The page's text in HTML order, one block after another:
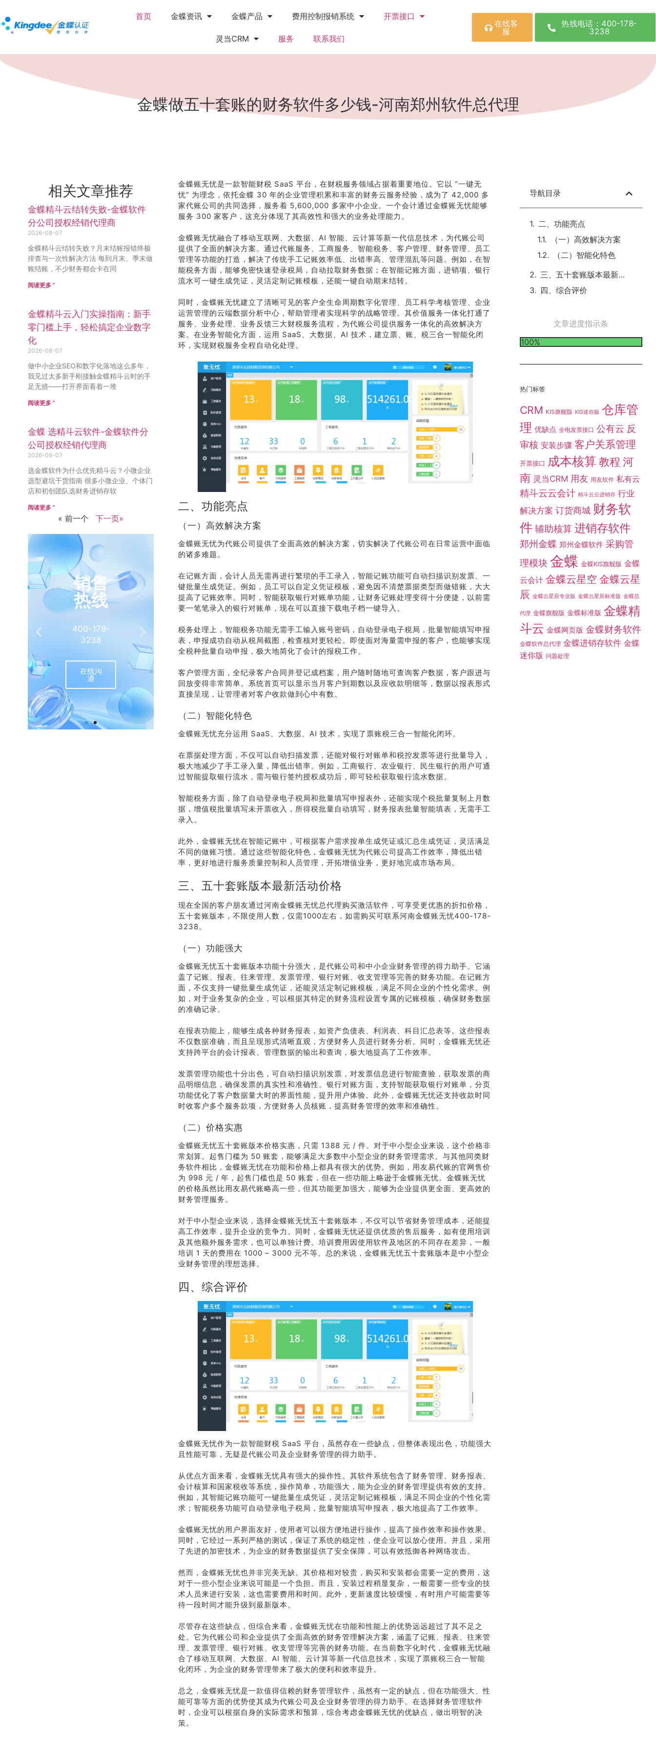
首页 金蝶资讯 金蝶产品 费用控制报销系统 开票接口
灵当CRM 服务 联系我们
在线客
服
热线电话：400-178-
3238
金蝶做五十套账的财务软件多少钱-河南郑州软件总代理
相关文章推荐
金蝶精斗云结转失败-金蝶软件
分公司授权经销代理商
2026-08-07
金蝶精斗云结转失败？月末结账报错终极
排查与一次性解决方法 每到月末、季末做
账结账，不少财务都会卡在同
阅读更多 ”
金蝶精斗云入门实操指南：新手
零门槛上手，轻松搞定企业数字
化
2026-08-07
做中小企业SEO和数字化落地这么多年，
我见过太多新手刚接触金蝶精斗云时的手
足无措——打开界面看着一堆
阅读更多 ”
金蝶 选精斗云软件-金蝶软件分
公司授权经销代理商
2026-08-07
选金蝶软件为什么优先精斗云？小微企业
选型避坑干货指南 很多小微企业、个体门
店和初创团队选财务进销存软
阅读更多 ”
« 前一个 下一页»
金蝶账无忧是一款智能财税 SaaS 平台，在财税服务领域占据着重要地位。它以 “一键无
忧” 为理念，依托金蝶 30 年的企业管理积累和丰富的财务云服务经验，成为了 42,000 多
家代账公司的共同选择，服务着 5,600,000 多家中小企业。一个会计通过金蝶账无忧能够
服务 300 家客户，这充分体现了其高效性和强大的业务处理能力。
金蝶账无忧融合了移动互联网、大数据、AI 智能、云计算等新一代信息技术，为代账公司
提供了全面的解决方案。通过代账服务、工商服务、智能税务、客户管理、财务管理、员工
管理等功能的打造，解决了传统手工记账效率低、出错率高、管理混乱等问题。例如，在智
能税务方面，能够免密快速登录税局，自动拉取财务数据；在智能记账方面，进销项、银行
流水可一键生成凭证，灵活定制记账模板，还能一键自动期末结转。
同时，金蝶账无忧建立了清晰可见的客户全生命周期数字化管理、员工科学考核管理、企业
运营管理的云端数据分析中心，帮助管理者实现科学的战略管理。其价值服务一体化打通了
服务、业务处理、业务反馈三大财税服务流程，为代账公司提供服务一体化的高效解决方
案。在业务智能化方面，运用 SaaS、大数据、AI 技术，建立票、账、税三合一智能化闭
环，实现财税服务全程自动化处理。
二、功能亮点
（一）高效解决方案
金蝶账无忧为代账公司提供了全面高效的解决方案，切实解决了代账公司在日常运营中面临
的诸多难题。
在记账方面，会计人员无需再进行繁琐的手工录入，智能记账功能可自动扫描识别发票、一
键批量生成凭证。例如，员工可以自定义凭证模板，避免因不清楚票据类型而做错账，大大
提高了记账效率。同时，智能获取银行对账单功能，让财务记账处理变得十分便捷，以前需
要一笔笔录入的银行对账单，现在可以直接下载电子档一键导入。
税务处理上，智能税务功能无需手工输入账号密码，自动登录电子税局，批量智能填写申报
表，申报成功自动从税局截图，检查核对更轻松。即使面对海量需申报的客户，也能够实现
全税种批量自动申报，极大地简化了会计的报税工作。
客户管理方面，全纪录客户合同并登记成档案，用户随时随地可查询客户数据，客户跟进与
回放变得非常简单。系统首页可以显示当月客户到期数以及应收款明细等，数据以报表形式
直接呈现，让管理者对客户收款做到心中有数。
（二）智能化特色
金蝶账无忧充分运用 SaaS、大数据、AI 技术，实现了票账税三合一智能化闭环。
在票据处理方面，不仅可以自动扫描发票，还能对银行对账单和税控发票等进行批量导入，
极大地减少了手工录入量，降低出错率。例如，工商银行、农业银行、民生银行的用户可通
过智能提取银行流水，需与银行签约授权成功后，即可轻松获取银行流水数据。
智能税务方面，除了自动登录电子税局和批量填写申报表外，还能实现个税批量复制上月数
据，增值税批量填写未开票收入，所得税批量自动填写，财务报表批量智能填表，无需手工
录入。
此外，金蝶账无忧在智能记账中，可根据客户需求按单生成凭证或汇总生成凭证，灵活满足
不同的做账习惯。通过这些智能化特色，金蝶账无忧为代账公司提高工作效率，降低出错
率，更好地进行服务质量控制和人员管理，开拓增值业务，更好地完成市场布局。
三、五十套账版本最新活动价格
现在全国的客户朋友通过河南金蝶账无忧总代理购买激活软件，可享受更优惠的折扣价格，
五十套账版本，不限使用人数，仅需1000左右，如需购买可联系河南金蝶账无忧400-178-
3238。
（一）功能强大
金蝶账无忧五十套账版本功能十分强大，是代账公司和中小企业财务管理的得力助手。它涵
盖了记账、报表、往来管理、发票管理、银行对账、收支管理等完善的财务功能。在记账方
面，不仅支持一键批量生成凭证，还能灵活定制记账模板，满足不同企业的个性化需求。例
如，对于业务复杂的企业，可以根据其特定的财务流程设置专属的记账模板，确保财务数据
的准确记录。
在报表功能上，能够生成各种财务报表，如资产负债表、利润表、科目汇总表等。这些报表
不仅数据准确，而且呈现形式清晰直观，方便财务人员进行财务分析。同时，金蝶账无忧还
支持跨平台的会计报表、管理数据的输出和查询，极大地提高了工作效率。
发票管理功能也十分出色，可自动扫描识别发票，对发票信息进行智能查验，获取发票的商
品明细信息，确保发票的真实性和准确性。银行对账方面，支持智能获取银行对账单，分页
功能优化了客户数据量大时的界面性能，提升用户体验。此外，金蝶账无忧还支持收款时同
时收客户多个服务款项，方便财务人员核账，提高财务管理的效率和准确性。
（二）价格实惠
金蝶账无忧五十套账版本价格实惠，只需 1388 元 / 件。对于中小型企业来说，这个价格非
常划算。起售门槛为 50 账套，能够满足大多数中小型企业的财务管理需求。与其他同类财
务软件相比，金蝶账无忧在功能和价格上都具有很大的优势。例如，用友易代账的官网售价
为 998 元 / 年，起售门槛也是 50 账套，但在一些功能上略逊于金蝶账无忧。金蝶账无忧
的价格虽然比用友易代账略高一些，但其功能更加强大，能够为企业提供更全面、更高效的
财务管理服务。
对于中小型企业来说，选择金蝶账无忧五十套账版本，不仅可以节省财务管理成本，还能提
高工作效率，提升企业的竞争力。同时，金蝶账无忧还提供优质的售后服务，如有使用培训
及其他额外服务需求，也可以单独计费。培训费用因使用软件及地区的不同存在差异，一般
培训 1 天的费用在 1000 – 3000 元不等。总的来说，金蝶账无忧五十套账版本是中小型企
业财务管理的理想选择。
四、综合评价
金蝶账无忧作为一款智能财税 SaaS 平台，虽然存在一些缺点，但整体表现出色，功能强大
且性能可靠，无疑是代账公司及企业财务管理的得力助手。
从优点方面来看，金蝶账无忧具有强大的操作性。其软件系统包含了财务管理、财务报表、
会计核算和国家税收等系统，操作简单，功能强大，能为企业的财务管理提供有效的支持。
例如，其智能记账功能可一键批量生成凭证，灵活定制记账模板，满足不同企业的个性化需
求；智能税务功能可自动登录电子税局，批量智能填写申报表，极大地提高了工作效率。
金蝶账无忧的用户界面友好，使用者可以很方便地进行操作，提高了操作效率和操作效果。
同时，它经过一系列严格的测试，保证了系统的稳定性，使企业可以放心使用。并且，采用
了先进的加密技术，为企业的财务数据提供了安全保障，可以有效抵御各种网络攻击。
然而，金蝶账无忧也并非完美无缺。其价格相对较贵，购买和安装都会需要一定的费用，这
对于一些小型企业来说可能是一个负担。而且，安装过程稍显复杂，一般需要一些专业的技
术人员来进行安装，这也需要费用和时间。此外，更新速度比较缓慢，有时用户可能需要等
待一段时间才能升级到最新版本。
尽管存在这些缺点，但综合来看，金蝶账无忧在功能和性能上的优势远远超过了其不足之
处。它为代账公司和企业提供了全面高效的财务管理解决方案，涵盖了记账、报表、往来管
理、发票管理、银行对账、收支管理等完善的财务功能。在当前数字化时代，金蝶账无忧融
合了移动互联网、大数据、AI 智能、云计算等新一代信息技术，实现了票账税三合一智能
化闭环，为企业的财务管理带来了极大的便利和效率提升。
总之，金蝶账无忧是一款值得信赖的财务管理软件，虽然有一定的缺点，但在功能强大、性
能可靠等方面的优势使其成为代账公司及企业财务管理的得力助手。在选择财务管理软件
时，企业可以根据自身的实际需求和预算，综合考虑金蝶账无忧的优缺点，做出明智的决
策。
导航目录
二、功能亮点
（一）高效解决方案
（二）智能化特色
三、五十套账版本最新活动价格
四、综合评价
文章进度指示条
100%
热门标签
CRM KIS旗舰版 KIS迷你版 仓库管
理 优缺点 全电发票接口 公有云 反
审核 安装步骤 客户关系管理
开票接口 成本核算 教程 河
南 灵当CRM 用友 用友软件 私有云
精斗云云会计 精斗云云进销存 行业
解决方案 订货商城 财务软
件 辅助核算 进销存软件
郑州金蝶 郑州金蝶软件 采购管
理模块 金蝶 金蝶KIS旗舰版 金蝶
云会计 金蝶云星空 金蝶云星
辰 金蝶云星辰专业版 金蝶云星辰标准版 金蝶总
代理 金蝶旗舰版 金蝶标准版 金蝶精
斗云 金蝶网页版 金蝶财务软件
金蝶软件总代理 金蝶进销存软件 金蝶
迷你版 问题处理